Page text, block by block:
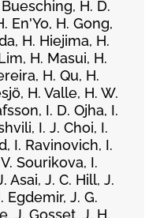
H. D.
En'Yo, H. Gong,
H. Hiejima, H.
H. Masui, H.
H. Qu, H.
H. Valle, H. W.
I. D. Ojha, I.
I. J. Choi, I.
I. Ravinovich, I.
Sourikova, I.
Asai, J. C. Hill, J.
Egdemir, J. G.
J. Gosset, J. H.